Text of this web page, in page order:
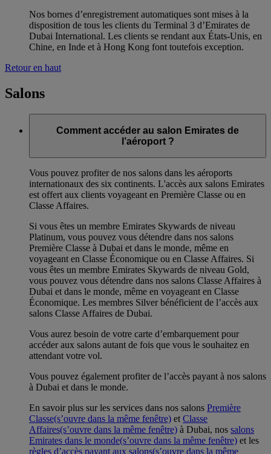
Nos bornes d’enregistrement automatiques sont mises à la
disposition de tous les clients du Terminal 3 d’Emirates de
Dubai International. Les clients se rendant aux États-Unis, en
Chine, en Inde et à Hong Kong font toutefois exception.
Retour en haut
Salons
Comment accéder au salon Emirates de
l’aéroport ?
Vous pouvez profiter de nos salons dans les aéroports
internationaux des six continents. L'accès aux salons Emirates
est offert aux clients voyageant en Première Classe ou en
Classe Affaires.
Si vous êtes un membre Emirates Skywards de niveau
Platinum, vous pouvez vous détendre dans nos salons
Première Classe à Dubai et dans le monde, même en
voyageant en Classe Économique ou en Classe Affaires. Si
vous êtes un membre Emirates Skywards de niveau Gold,
vous pouvez vous détendre dans nos salons Classe Affaires à
Dubai et dans le monde, même en voyageant en Classe
Économique. Les membres Silver bénéficient de l’accès aux
salons Classe Affaires de Dubai.
Vous aurez besoin de votre carte d’embarquement pour
accéder aux salons autant de fois que vous le souhaitez en
attendant votre vol.
Vous pouvez également profiter de l’accès payant à nos salons
à Dubai et dans le monde.
En savoir plus sur les services dans nos salons Première
Classe(s’ouvre dans la même fenêtre) etClasse
Affaires(s’ouvre dans la même fenêtre) à Dubai, nos salons
Emirates dans le monde(s’ouvre dans la même fenêtre) et les
règles d’accès payant aux salons(s’ouvre dans la même